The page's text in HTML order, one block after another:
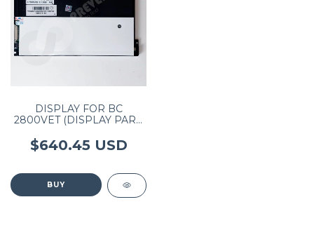
DISPLAY FOR BC
2800VET (DISPLAY PARA
TM084SDHG01
$640.45 USD